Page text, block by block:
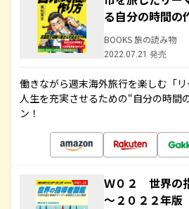
る自分の時間の
BOOKS 旅の読み物
2022.07.21 発売
働きながら週末海外旅行を楽しむ「リ
人生を充実させるための“自分の時間
ン！
Ｗ０２ 世界の
～２０２２年版